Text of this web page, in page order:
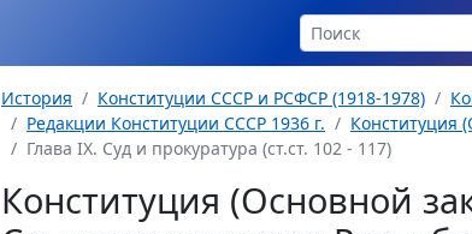
История Конституции СССР и РСФСР (1918-1978)
Редакции Конституции СССР 1936 г.
Конституция
Глава IX. Суд и прокуратура (ст.ст. 102 - 117)
Конституция (Основной